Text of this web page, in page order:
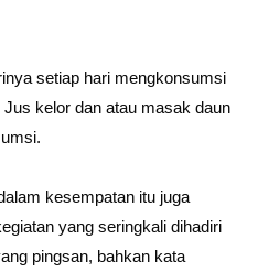
setiap hari mengkonsumsi
kelor dan atau masak daun
kesempatan itu juga
yang seringkali dihadiri
pingsan, bahkan kata